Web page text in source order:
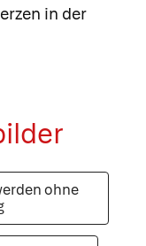
in der
ohne